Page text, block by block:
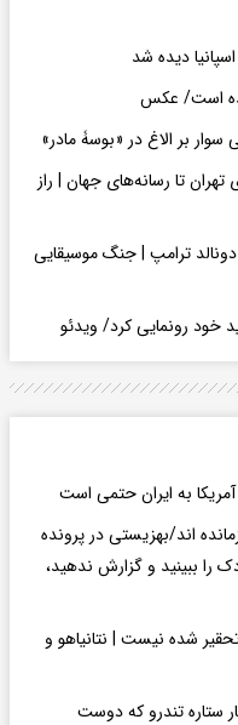
دیده شد
است/ عکس
تا رسانه‌های جهان | راز
ترامپ | جنگ موسیقایی
خود رونمایی کرد/ ویدئو
آمریکا به ایران حتمی است
اند/بهزیستی در پرونده
را ببینید و گزارش ندهید،
شده نیست | نتانیاهو و
ستاره تندرو که دوست